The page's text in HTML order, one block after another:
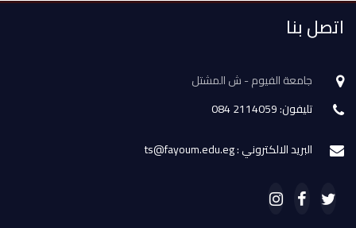
اتصل بنا
جامعة الفيوم - ش المشتل
تليفون: 2114059 084
البريد الالكتروني : ts@fayoum.edu.eg